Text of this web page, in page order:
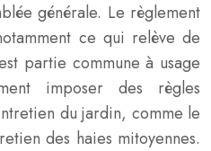
générale. Le règlement
ce qui relève de
partie commune à usage
imposer des règles
du jardin, comme le
des haies mitoyennes.